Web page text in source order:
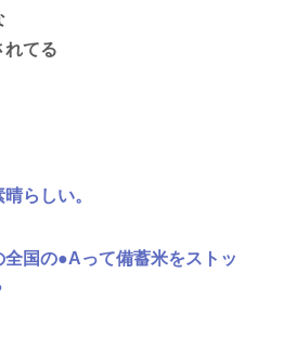
れてる
らしい。
国の●Aって備蓄米をストッ